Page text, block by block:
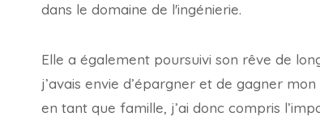
dans le domaine de l'ingénierie.
Elle a également poursuivi son rêve de
j’avais envie d’épargner et de gagner
en tant que famille, j’ai donc compris